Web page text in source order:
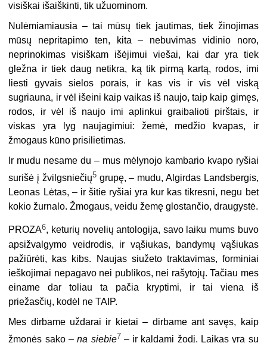
visiškai išaiškinti, tik užuominom.
Nulėmiamiausia – tai mūsų tiek jautimas, tiek žinojimas
mūsų nepritapimo ten, kita – nebuvimas vidinio noro,
neprinokimas visiškam išėjimui viešai, kai dar yra tiek
gležna ir tiek daug netikra, ką tik pirmą kartą, rodos, imi
liesti gyvais sielos porais, ir kas vis ir vis vėl viską
sugriauna, ir vėl išeini kaip vaikas iš naujo, taip kaip gimęs,
rodos, ir vėl iš naujo imi aplinkui graibalioti pirštais, ir
viskas yra lyg naujagimiui: žemė, medžio kvapas, ir
žmogaus kūno prisilietimas.
Ir mudu nesame du – mus mėlynojo kambario kvapo ryšiai
surišė į žvilgsniečių5grupę, – mudu, Algirdas Landsbergis,
Leonas Lėtas, – ir šitie ryšiai yra kur kas tikresni, negu bet
kokio žurnalo. Žmogaus, veidu žemę glostančio, draugystė.
PROZA6, keturių novelių antologija, savo laiku mums buvo
apsižvalgymo veidrodis, ir vąšiukas, bandymų vąšiukas
pažiūrėti, kas kibs. Naujas siužeto traktavimas, forminiai
ieškojimai nepagavo nei publikos, nei rašytojų. Tačiau mes
einame dar toliau ta pačia kryptimi, ir tai viena iš
priežasčių, kodėl ne TAIP.
Mes dirbame uždarai ir kietai – dirbame ant savęs, kaip
žmonės sako –na siebie7 – ir kaldami žodį. Laikas yra su